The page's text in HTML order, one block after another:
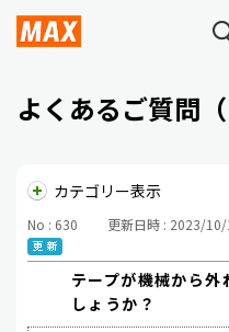
よくあるご質問（
カテゴリー表示
No : 630 更新日時 : 2023/10/
テープが機械から
しょうか？